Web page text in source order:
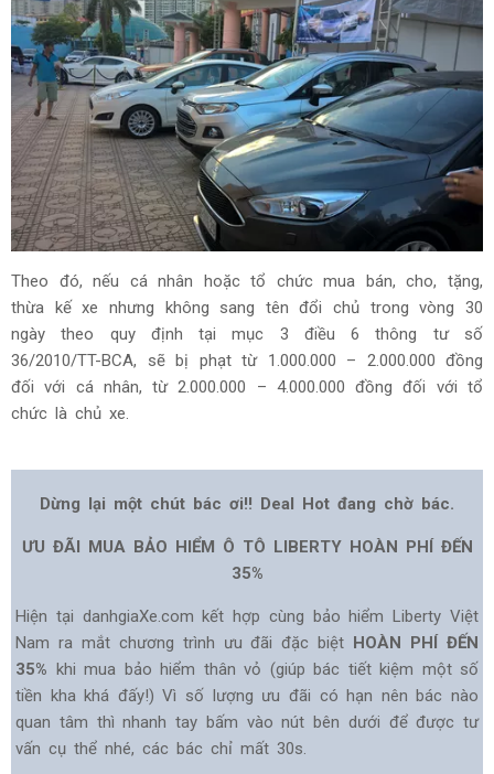
Theo đó, nếu cá nhân hoặc tổ chức mua bán, cho, tặng,
thừa kế xe nhưng không sang tên đổi chủ trong vòng 30
ngày theo quy định tại mục 3 điều 6 thông tư số
36/2010/TT-BCA, sẽ bị phạt từ 1.000.000 – 2.000.000 đồng
đối với cá nhân, từ 2.000.000 – 4.000.000 đồng đối với tổ
chức là chủ xe.
Dừng lại một chút bác ơi!! Deal Hot đang chờ bác.
ƯU ĐÃI MUA BẢO HIỂM Ô TÔ LIBERTY HOÀN PHÍ ĐẾN
35%
Hiện tại danhgiaXe.com kết hợp cùng bảo hiểm Liberty Việt
Nam ra mắt chương trình ưu đãi đặc biệt HOÀN PHÍ ĐẾN
35% khi mua bảo hiểm thân vỏ (giúp bác tiết kiệm một số
tiền kha khá đấy!) Vì số lượng ưu đãi có hạn nên bác nào
quan tâm thì nhanh tay bấm vào nút bên dưới để được tư
vấn cụ thể nhé, các bác chỉ mất 30s.